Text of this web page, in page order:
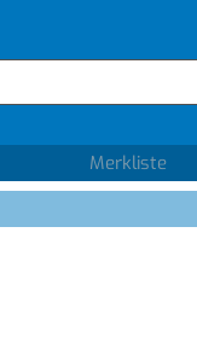
Merkliste